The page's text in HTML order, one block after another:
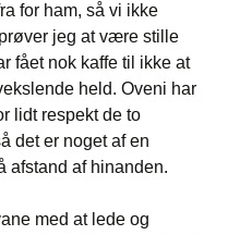
for ham, så vi ikke
jeg at være stille
fået nok kaffe til ikke at
held. Oveni har
lidt respekt de to
det er noget af en
afstand af hinanden.
med at lede og